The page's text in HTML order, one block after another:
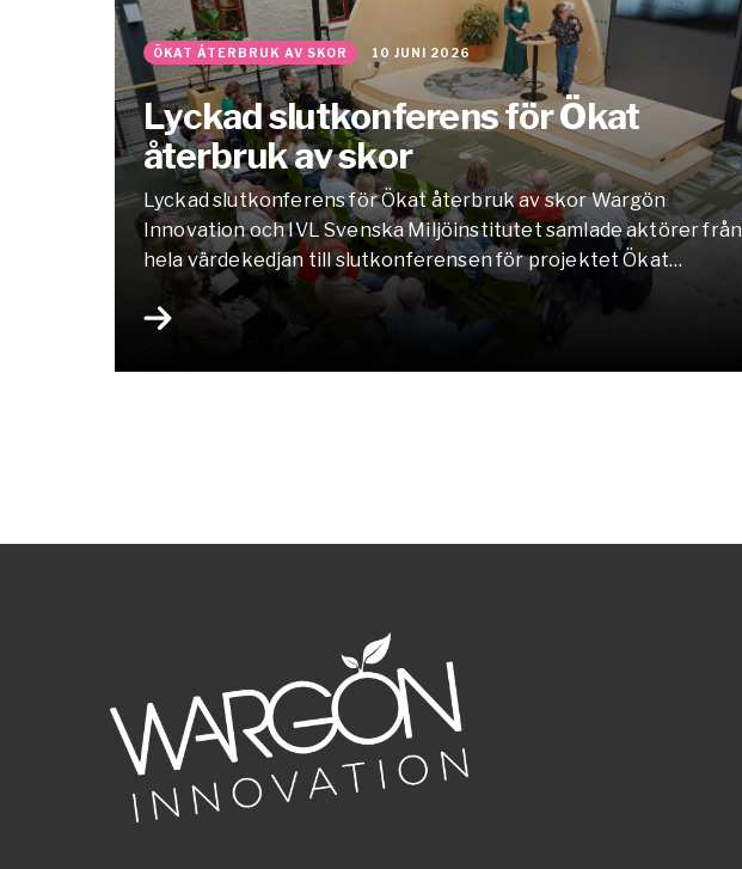
ÖKAT ÅTERBRUK AV SKOR 10 JUNI 2026
Lyckad slutkonferens för Ökat
återbruk av skor
Lyckad slutkonferens för Ökat återbruk av skor Wargön
Innovation och IVL Svenska Miljöinstitutet samlade aktörer från
hela värdekedjan till slutkonferensen för projektet Ökat
återbruk av skor. Dagen bjöd på både resultat, konkreta verktyg
och engagerade samtal om hur skobranschen kan ställa om till